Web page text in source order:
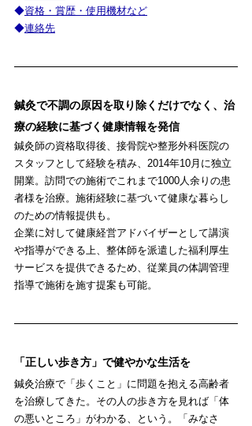
◆資格・賞歴・使用機材など
◆連絡先
鍼灸で不調の原因を取り除くだけでなく、治
療の経験に基づく健康情報を発信
鍼灸師の資格取得後、接骨院や整形外科医院の
スタッフとして経験を積み、2014年10月に独立
開業。訪問での施術でこれまで1000人余りの患
者様を治療。施術経験に基づいて健康な暮らし
のための情報提供も。
企業に対して健康経営アドバイザーとして講演
や指導ができる上、整体師を派遣した福利厚生
サービスを提供できるため、従業員の体調管理
指導で施術を施す提案も可能。
「正しい歩き方」で健やかな生活を
鍼灸治療で「歩くこと」に問題を抱える高齢者
を治療してきた。その人の歩き方を見れば「体
の悪いところ」がわかる、という。「みなさ